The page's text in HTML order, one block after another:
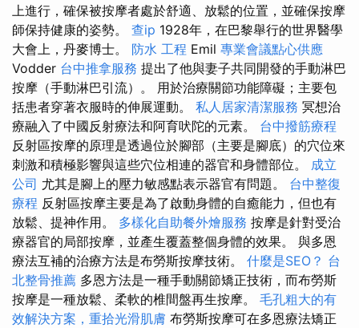
上進行，確保被按摩者處於舒適、放鬆的位置，並確保按摩
師保持健康的姿勢。 查ip 1928年，在巴黎舉行的世界醫學
大會上，丹麥博士。 防水 工程 Emil 專業會議點心供應
Vodder 台中推拿服務 提出了他與妻子共同開發的手動淋巴
按摩（手動淋巴引流）。 用於治療關節功能障礙；主要包
括患者穿著衣服時的伸展運動。 私人居家清潔服務 冥想治
療融入了中國反射療法和阿育吠陀的元素。 台中撥筋療程
反射區按摩的原理是透過位於腳部（主要是腳底）的穴位來
刺激和積極影響與這些穴位相連的器官和身體部位。 成立
公司 尤其是腳上的壓力敏感點表示器官有問題。 台中整復
療程 反射區按摩主要是為了啟動身體的自癒能力，但也有
放鬆、提神作用。 多樣化自助餐外燴服務 按摩是針對受治
療器官的局部按摩，並產生覆蓋整個身體的效果。 與多恩
療法互補的治療方法是布勞斯按摩技術。 什麼是SEO？ 台
北整骨推薦 多恩方法是一種手動關節矯正技術，而布勞斯
按摩是一種放鬆、柔軟的椎間盤再生按摩。 毛孔粗大的有
效解決方案，重拾光滑肌膚 布勞斯按摩可在多恩療法矯正